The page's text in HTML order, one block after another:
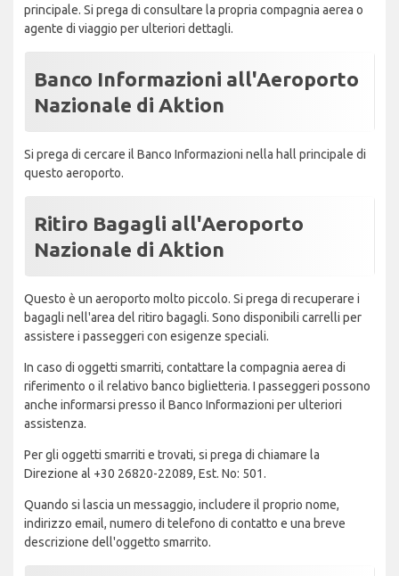
principale. Si prega di consultare la propria compagnia aerea o
agente di viaggio per ulteriori dettagli.
Banco Informazioni all'Aeroporto
Nazionale di Aktion
Si prega di cercare il Banco Informazioni nella hall principale di
questo aeroporto.
Ritiro Bagagli all'Aeroporto
Nazionale di Aktion
Questo è un aeroporto molto piccolo. Si prega di recuperare i
bagagli nell'area del ritiro bagagli. Sono disponibili carrelli per
assistere i passeggeri con esigenze speciali.
In caso di oggetti smarriti, contattare la compagnia aerea di
riferimento o il relativo banco biglietteria. I passeggeri possono
anche informarsi presso il Banco Informazioni per ulteriori
assistenza.
Per gli oggetti smarriti e trovati, si prega di chiamare la
Direzione al +30 26820-22089, Est. No: 501.
Quando si lascia un messaggio, includere il proprio nome,
indirizzo email, numero di telefono di contatto e una breve
descrizione dell'oggetto smarrito.